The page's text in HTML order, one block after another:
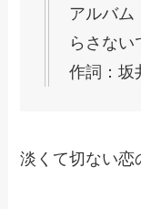
アルバ
らさない
作詞：坂
淡くて切ない恋